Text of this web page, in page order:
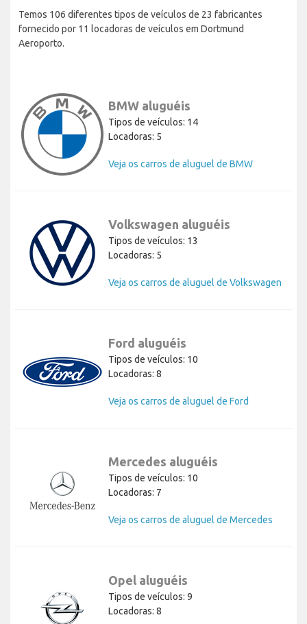
Temos 106 diferentes tipos de veículos de 23 fabricantes
fornecido por 11 locadoras de veículos em Dortmund
Aeroporto.
BMW aluguéis
Tipos de veículos: 14
Locadoras: 5
Veja os carros de aluguel de BMW
Volkswagen aluguéis
Tipos de veículos: 13
Locadoras: 5
Veja os carros de aluguel de Volkswagen
Ford aluguéis
Tipos de veículos: 10
Locadoras: 8
Veja os carros de aluguel de Ford
Mercedes aluguéis
Tipos de veículos: 10
Locadoras: 7
Veja os carros de aluguel de Mercedes
Opel aluguéis
Tipos de veículos: 9
Locadoras: 8